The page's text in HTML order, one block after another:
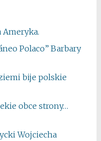
Ameryka.
Polaco” Barbary
bije polskie
obce strony…
Wojciecha